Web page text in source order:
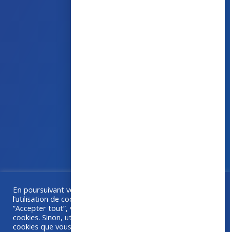
Une collaboration
En poursuivant votre navigation sur ce site, vous acceptez
l’utilisation de cookies à des fins de statistiques. Si vous
“Accepter tout”, vous êtes d'accord avec l'utilisation de
cookies. Sinon, utilisez "Paramétrer" pour choisir les
cookies que vous acceptez.